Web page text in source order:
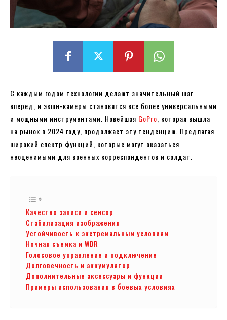
С каждым годом технологии делают значительный шаг
вперед, и экшн-камеры становятся все более универсальными
и мощными инструментами. Новейшая GoPro , которая вышла
на рынок в 2024 году, продолжает эту тенденцию. Предлагая
широкий спектр функций, которые могут оказаться
неоценимыми для военных корреспондентов и солдат.
Качество записи и сенсор
Стабилизация изображения
Устойчивость к экстремальным условиям
Ночная съемка и WDR
Голосовое управление и подключение
Долговечность и аккумулятор
Дополнительные аксессуары и функции
Примеры использования в боевых условиях